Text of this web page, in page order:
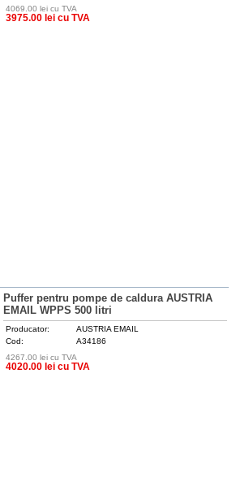
4069.00 lei cu TVA
3975.00 lei cu TVA
Puffer pentru pompe de caldura AUSTRIA
EMAIL WPPS 500 litri
Producator:
AUSTRIA EMAIL
Cod:
A34186
4267.00 lei cu TVA
4020.00 lei cu TVA